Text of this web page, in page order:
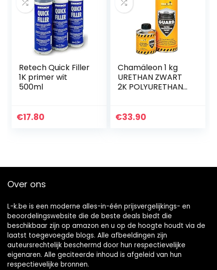
Retech Quick Filler
1K primer wit
500ml
€17.80
Chamäleon 1 kg
URETHAN ZWART
2K POLYURETHAN
Clear
€33.90
Over ons
L-k.be is een moderne alles-in-één prijsvergelijkings- en
beoordelingswebsite die de beste deals biedt die
beschikbaar zijn op amazon en u op de hoogte houdt via de
laatst toegevoegde blogs. Alle afbeeldingen zijn
auteursrechtelijk beschermd door hun respectievelijke
eigenaren. Alle geciteerde inhoud is afgeleid van hun
respectievelijke bronnen.